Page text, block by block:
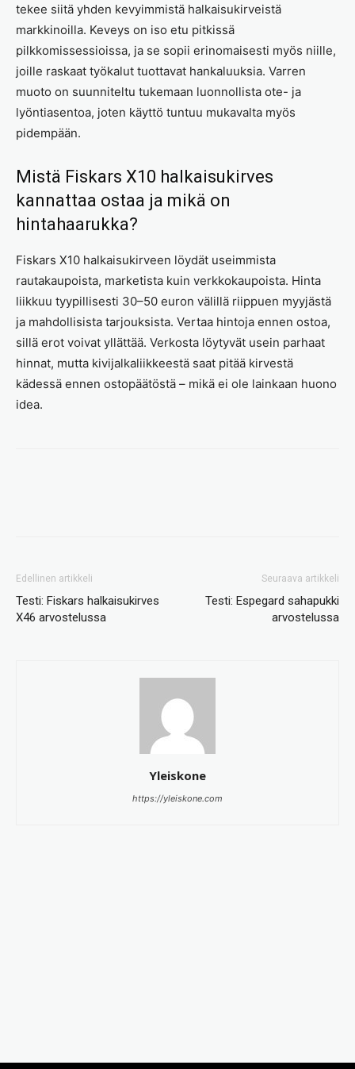
tekee siitä yhden kevyimmistä halkaisukirveistä
markkinoilla. Keveys on iso etu pitkissä
pilkkomissessioissa, ja se sopii erinomaisesti myös niille,
joille raskaat työkalut tuottavat hankaluuksia. Varren
muoto on suunniteltu tukemaan luonnollista ote- ja
lyöntiasentoa, joten käyttö tuntuu mukavalta myös
pidempään.
Mistä Fiskars X10 halkaisukirves
kannattaa ostaa ja mikä on
hintahaarukka?
Fiskars X10 halkaisukirveen löydät useimmista
rautakaupoista, marketista kuin verkkokaupoista. Hinta
liikkuu tyypillisesti 30–50 euron välillä riippuen myyjästä
ja mahdollisista tarjouksista. Vertaa hintoja ennen ostoa,
sillä erot voivat yllättää. Verkosta löytyvät usein parhaat
hinnat, mutta kivijalkaliikkeestä saat pitää kirvestä
kädessä ennen ostopäätöstä – mikä ei ole lainkaan huono
idea.
Edellinen artikkeli
Testi: Fiskars halkaisukirves
X46 arvostelussa
Seuraava artikkeli
Testi: Espegard sahapukki
arvostelussa
Yleiskone
https://yleiskone.com